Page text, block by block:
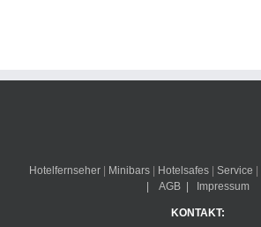
Hotelfernseher| Minibars| Hotelsafes| Service |
|
AGB| Impressum
KONTAKT: